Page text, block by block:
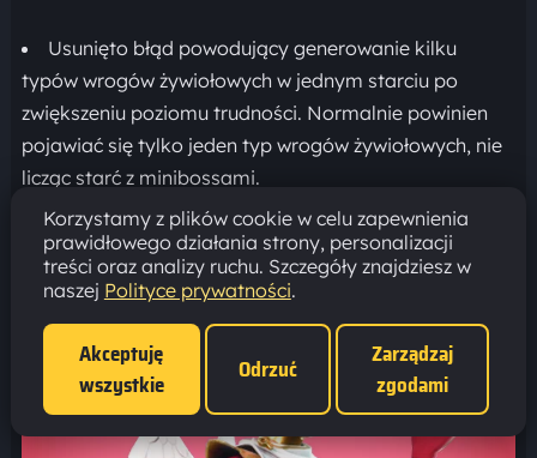
Usunięto błąd powodujący generowanie kilku
typów wrogów żywiołowych w jednym starciu po
zwiększeniu poziomu trudności. Normalnie powinien
pojawiać się tylko jeden typ wrogów żywiołowych, nie
licząc starć z minibossami.
[/list]
[h2]BOHATEROWIE[/h2]
Korzystamy z plików cookie w celu zapewnienia
prawidłowego działania strony, personalizacji
treści oraz analizy ruchu. Szczegóły znajdziesz w
naszej Polityce prywatności.
Akceptuję
wszystkie
Odrzuć
Zarządzaj
zgodami